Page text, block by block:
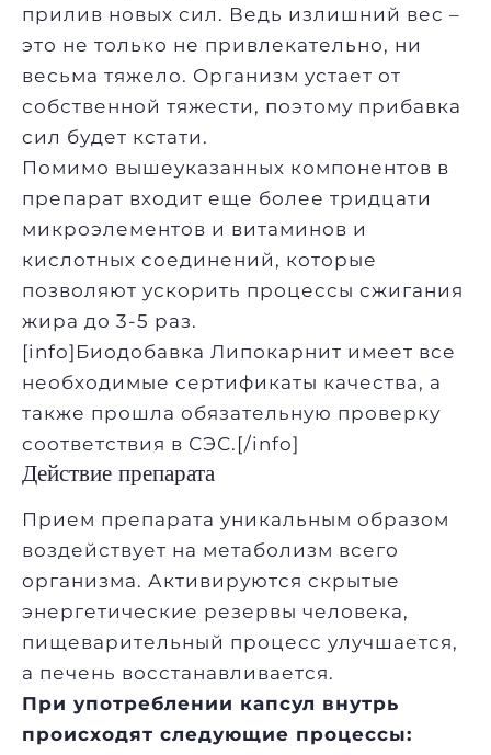
прилив новых сил. Ведь излишний вес –
это не только не привлекательно, ни
весьма тяжело. Организм устает от
собственной тяжести, поэтому прибавка
сил будет кстати.
Помимо вышеуказанных компонентов в
препарат входит еще более тридцати
микроэлементов и витаминов и
кислотных соединений, которые
позволяют ускорить процессы сжигания
жира до 3-5 раз.
[info]Биодобавка Липокарнит имеет все
необходимые сертификаты качества, а
также прошла обязательную проверку
соответствия в СЭС.[/info]
Действие препарата
Прием препарата уникальным образом
воздействует на метаболизм всего
организма. Активируются скрытые
энергетические резервы человека,
пищеварительный процесс улучшается,
а печень восстанавливается.
При употреблении капсул внутрь
происходят следующие процессы: